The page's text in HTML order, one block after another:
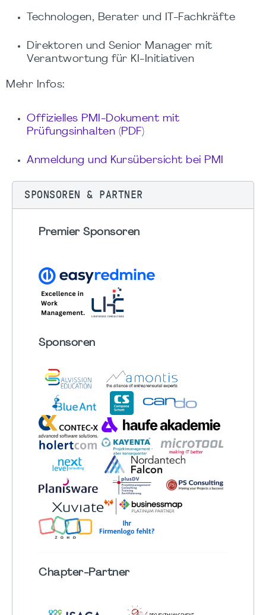
Technologen, Berater und IT-Fachkräfte
Direktoren und Senior Manager mit
Verantwortung für KI-Initiativen
Mehr Infos:
Offizielles PMI-Dokument mit
Prüfungsinhalten (PDF)
Anmeldung und Kursübersicht bei PMI
SPONSOREN & PARTNER
Premier Sponsoren
Sponsoren
Chapter-Partner